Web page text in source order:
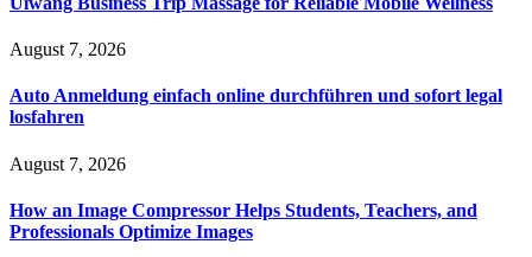
August 7, 2026
Auto Anmeldung einfach online durchführen und sofort legal
losfahren
August 7, 2026
How an Image Compressor Helps Students, Teachers, and
Professionals Optimize Images